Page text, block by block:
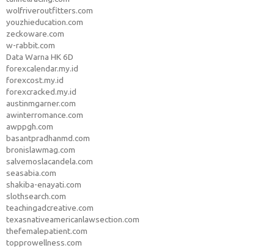
wolfriveroutfitters.com
youzhieducation.com
zeckoware.com
w-rabbit.com
Data Warna HK 6D
forexcalendar.my.id
forexcost.my.id
forexcracked.my.id
austinmgarner.com
awinterromance.com
awppgh.com
basantpradhanmd.com
bronislawmag.com
salvemoslacandela.com
seasabia.com
shakiba-enayati.com
slothsearch.com
teachingadcreative.com
texasnativeamericanlawsection.com
thefemalepatient.com
topprowellness.com